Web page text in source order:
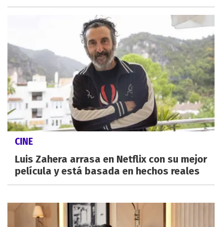
CINE
Luis Zahera arrasa en Netflix con su mejor
película y está basada en hechos reales